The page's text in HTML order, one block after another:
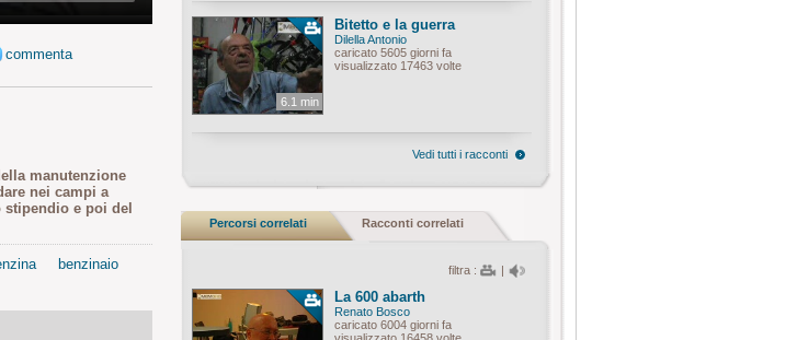
commenta
manutenzione
nei campi a
e poi del
benzinaio
6.1 min
Bitetto e la guerra
Dilella Antonio
caricato 5605 giorni fa
visualizzato 17463 volte
Vedi tutti i racconti
Percorsi correlati Racconti correlati
filtra : |
La 600 abarth
Renato Bosco
caricato 6004 giorni fa